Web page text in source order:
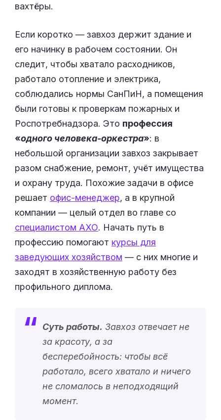
вахтёры.
Если коротко — завхоз держит здание и
его начинку в рабочем состоянии. Он
следит, чтобы хватало расходников,
работало отопление и электрика,
соблюдались нормы СанПиН, а помещения
были готовы к проверкам пожарных и
Роспотребнадзора. Это профессия
«одного человека-оркестра»: в
небольшой организации завхоз закрывает
разом снабжение, ремонт, учёт имущества
и охрану труда. Похожие задачи в офисе
решает офис-менеджер, а в крупной
компании — целый отдел во главе со
специалистом АХО. Начать путь в
профессию помогают курсы для
заведующих хозяйством — с них многие и
заходят в хозяйственную работу без
профильного диплома.
Суть работы. Завхоз отвечает не
за красоту, а за
бесперебойность: чтобы всё
работало, всего хватало и ничего
не сломалось в неподходящий
момент.